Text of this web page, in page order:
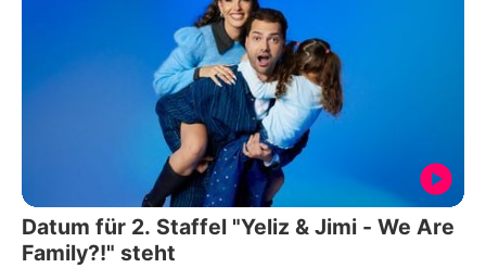
Datum für 2. Staffel "Yeliz & Jimi - We Are
Family?!" steht